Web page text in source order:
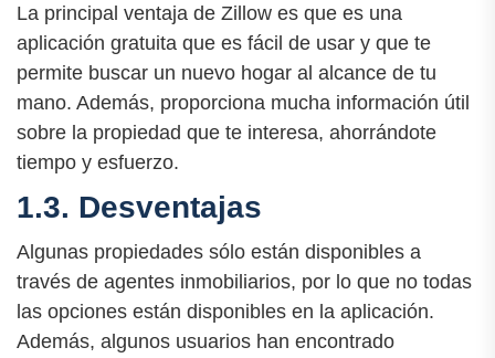
La principal ventaja de Zillow es que es una
aplicación gratuita que es fácil de usar y que te
permite buscar un nuevo hogar al alcance de tu
mano. Además, proporciona mucha información útil
sobre la propiedad que te interesa, ahorrándote
tiempo y esfuerzo.
1.3. Desventajas
Algunas propiedades sólo están disponibles a
través de agentes inmobiliarios, por lo que no todas
las opciones están disponibles en la aplicación.
Además, algunos usuarios han encontrado